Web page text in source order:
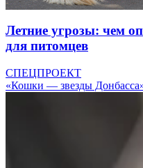
Летние угрозы: чем
для питомцев
СПЕЦПРОЕКТ
«Кошки — звезды